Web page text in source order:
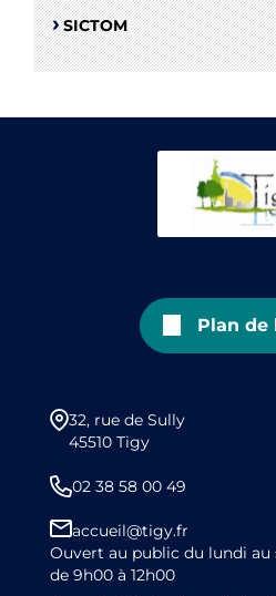
SICTOM
Plan de
32, rue de Sully
45510 Tigy
02 38 58 00 49
accueil@tigy.fr
Ouvert au public du lundi au
de 9h00 à 12h00